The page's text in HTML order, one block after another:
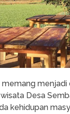
memang menjadi
Desa
kehidupan